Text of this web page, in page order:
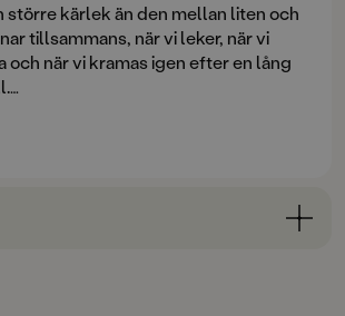
större kärlek än den mellan liten och
tillsammans, när vi leker, när vi
och när vi kramas igen efter en lång
som blir starkare i takt med att
upptäcker världen.
om igen. Perfekt presentbok vid